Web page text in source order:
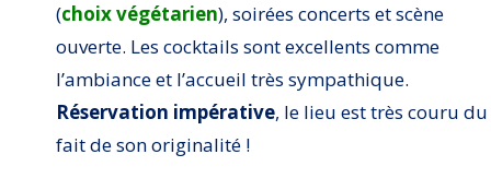
(choix végétarien), soirées concerts et scène
ouverte. Les cocktails sont excellents comme
l’ambiance et l’accueil très sympathique.
Réservation impérative, le lieu est très couru du
fait de son originalité !